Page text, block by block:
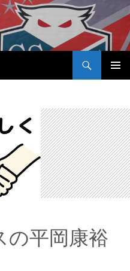
の平岡康裕